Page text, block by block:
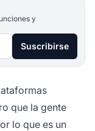
y
Suscribirse
que la gente
lo que es un